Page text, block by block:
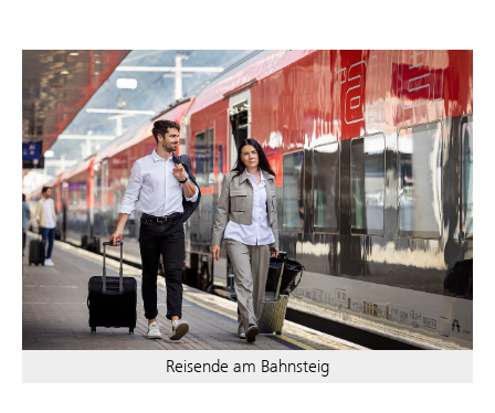
Reisende am Bahnsteig